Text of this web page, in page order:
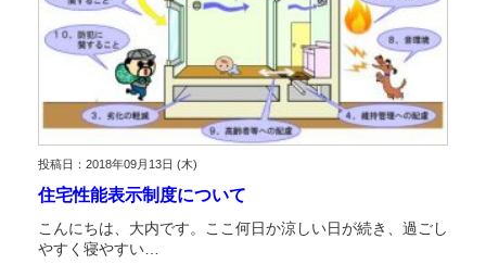
投稿日：2018年09月13日 (木)
住宅性能表示制度について
こんにちは、大内です。ここ何日か涼しい日が続き、過ごし
やすく寝やすい…